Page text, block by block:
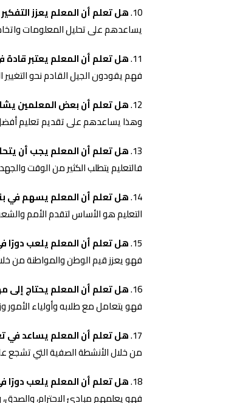
هل تعلم أن المعلم يعزز
يساعدهم على تحليل المعلومات
هل تعلم أن المعلم يعتبر
فهم يقودون الجيل القادم نحو التغيير
هل تعلم أن بعض المعلمين
وهذا يساعدهم على تقديم تعليم
هل تعلم أن المعلم يجب أن
فالتعليم يتطلب الكثير من الوقت
هل تعلم أن المعلم يسهم في
التعليم هو الأساس لتقدم الأمم
هل تعلم أن المعلم يلعب دورًا
فهو يعزز قيم الوطن والمواطنة من
هل تعلم أن المعلم يحتاج إلى
فهو يتعامل مع طلابه وأولياء
هل تعلم أن المعلم يساعد في
من خلال الأنشطة الصفية التي تشجع
هل تعلم أن المعلم يلعب دورًا
فهو يعلمهم مبادئ الاحترام، والصدق،